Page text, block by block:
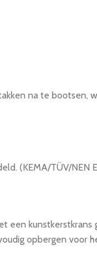
na te bootsen,
(KEMA/TÜV/NEN
een kunstkerstkrans
opbergen voor